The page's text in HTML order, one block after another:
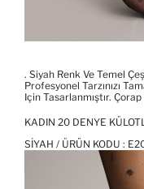
. Siyah Renk Ve Temel
Profesyonel Tarzınızı
Için Tasarlanmıştır.
KADIN 20 DENYE
SIYAH / ÜRÜN KODU :